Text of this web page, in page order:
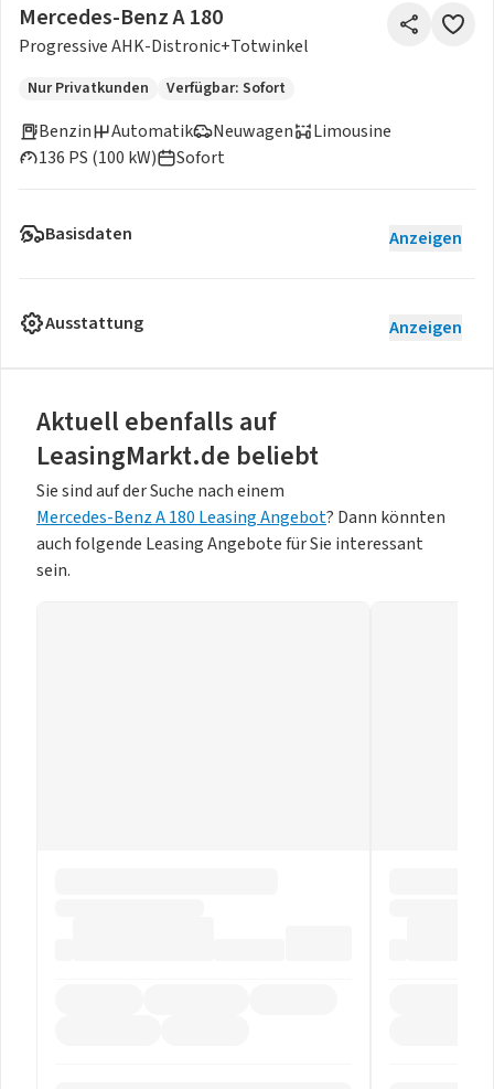
Mercedes-Benz A 180
Progressive AHK-Distronic+Totwinkel
Nur Privatkunden Verfügbar: Sofort
Benzin
Neuwagen
136 PS (100 kW)
Automatik
Limousine
Sofort
Basisdaten Anzeigen
Ausstattung Anzeigen
Aktuell ebenfalls auf
LeasingMarkt.de beliebt
Sie sind auf der Suche nach einem
Mercedes-Benz A 180 Leasing Angebot? Dann könnten
auch folgende Leasing Angebote für Sie interessant
sein.